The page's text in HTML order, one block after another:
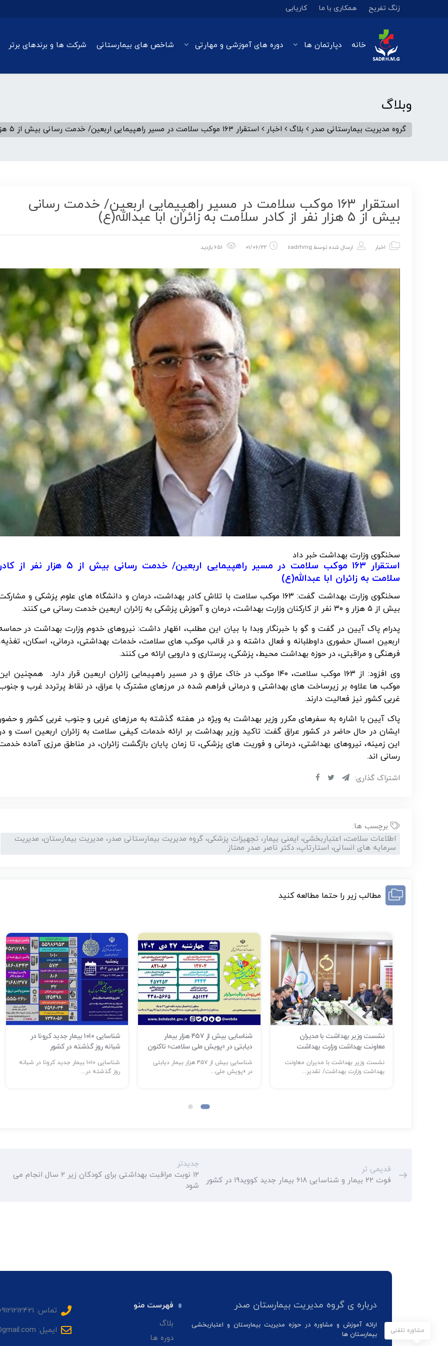
زنگ تفریح همکاری با ما کاریابی
خانه دپارتمان ها دوره های آموزشی و مهارتی شاخص های بیمارستانی شرکت ها و برندهای برتر
وبلاگ
گروه مدیریت بیمارستانی صدر بلاگ اخبار استقرار ۱۶۳ موکب سلامت در مسیر راهپیمایی اربعین/ خدمت رسانی بیش از ۵ هزار نفر از کادر سلامت به زائران ابا عبدالله(ع)
استقرار ۱۶۳ موکب سلامت در مسیر راهپیمایی اربعین/ خدمت رسانی
بیش از ۵ هزار نفر از کادر سلامت به زائران ابا عبدالله(ع)
اخبار ارسال شده توسط sadrhmg
01/06/22
سخنگوی وزارت بهداشت خبر داد
استقرار ۱۶۳ موکب سلامت در مسیر راهپیمایی اربعین/ خدمت رسانی بیش از ۵ هزار نفر
سلامت به زائران ابا عبدالله(ع)
سخنگوی وزارت بهداشت گفت: ۱۶۳ موکب سلامت با تلاش کادر بهداشت، درمان و دانشگاه های علوم پزشکی و
بیش از ۵ هزار و ۳۰ نفر از کارکنان وزارت بهداشت، درمان و آموزش پزشکی به زائران اربعین خدمت رسانی می کنند.
پدرام پاک آیین در گفت و گو با خبرنگار وبدا با بیان این مطلب، اظهار داشت: نیروهای خدوم وزارت بهداشت در
اربعین امسال حضوری داوطلبانه و فعال داشته و در قالب موکب های سلامت، خدمات بهداشتی، درمانی، اسکان،
فرهنگی و مراقبتی، در حوزه بهداشت محیط، پزشکی، پرستاری و دارویی ارائه می کنند.
وی افزود: از ۱۶۳ موکب سلامت، ۱۴۰ موکب در خاک عراق و در مسیر راهپیمایی زائران اربعین قرار دارد. همچنین
موکب ها علاوه بر زیرساخت های بهداشتی و درمانی فراهم شده در مرزهای مشترک با عراق، در نقاط پرتردد غرب و
غربی کشور نیز فعالیت دارند.
پاک آیین با اشاره به سفرهای مکرر وزیر بهداشت به ویژه در هفته گذشته به مرزهای غربی و جنوب غربی کشور و
ایشان در حال حاضر در کشور عراق گفت: تاکید وزیر بهداشت بر ارائه خدمات کیفی سلامت به زائران اربعین است و
این زمینه، نیروهای بهداشتی، درمانی و فوریت های پزشکی، تا زمان پایان بازگشت زائران، در مناطق مرزی آماده
رسانی اند.
اشتراک گذاری:
برچسب ها:
اطلاعات سلامت، اعتباربخشی، ایمنی بیمار، تجهیزات پزشکی، گروه مدیریت بیمارستانی صدر، مدیریت بیمارستان، مدیریت
سرمایه های انسانی، استارتاپ، دکتر ناصر صدر ممتاز
مطالب زیر را حتما مطالعه کنید
نشست وزیر بهداشت با مدیران
معاونت بهداشت وزارت بهداشت
نشست وزیر بهداشت با مدیران معاونت
بهداشت وزارت بهداشت/ تقدیر...
شناسایی بیش از ۴۵۷ هزار بیمار
دیابتی در «پویش ملی سلامت» تاکنون
شناسایی بیش از ۴۵۷ هزار بیمار دیابتی
در «پویش ملی...
شناسایی ۱۰۱۰ بیمار جدید کرونا در
شبانه روز گذشته در کشور
شناسایی ۱۰۱۰ بیمار جدید کرونا در شبانه
روز گذشته در...
قدیمی تر
فوت ۲۲ بیمار و شناسایی ۶۱۸ بیمار جدید کووید۱۹ در کشور
جدیدتر
۱۲ نوبت مراقبت بهداشتی برای کودکان زیر ۲ سال انجام می
شود
درباره ی گروه مدیریت بیمارستان صدر
ارائه آموزش و مشاوره در حوزه مدیریت بیمارستان و اعتباربخشی
بیمارستان ها
فهرست منو
بلاگ
دوره ها
تماس: 09121212421
ایمیل: sadrhmg@gmail.com
مشاوره تلفنی